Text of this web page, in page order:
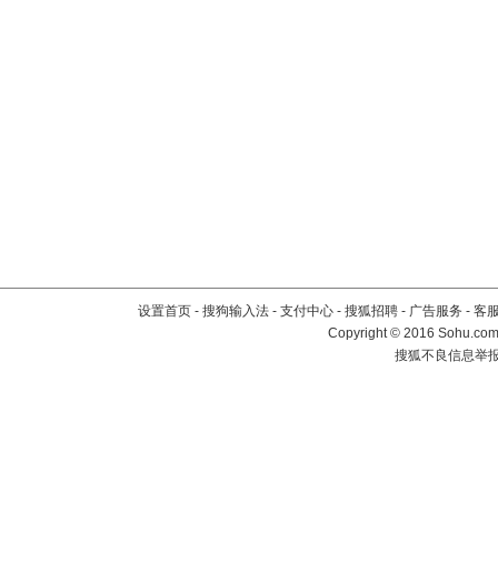
设置首页 - 搜狗输入法 - 支付中心 - 搜狐招聘 - 广告服务 - 客
Copyright©2016
搜狐不良信息举